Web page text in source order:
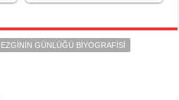
EZGİNİN GÜNLÜĞÜ BİYOGRAFİSİ